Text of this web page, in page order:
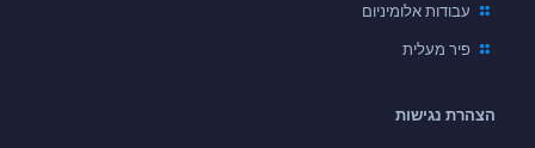
עבודות אלומיניום
פיר מעלית
הצהרת נגישות